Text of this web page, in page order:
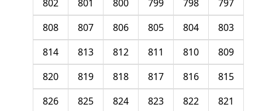
797
798
799
800
801
802
803
804
805
806
807
808
809
810
811
812
813
814
815
816
817
818
819
820
821
822
823
824
825
826